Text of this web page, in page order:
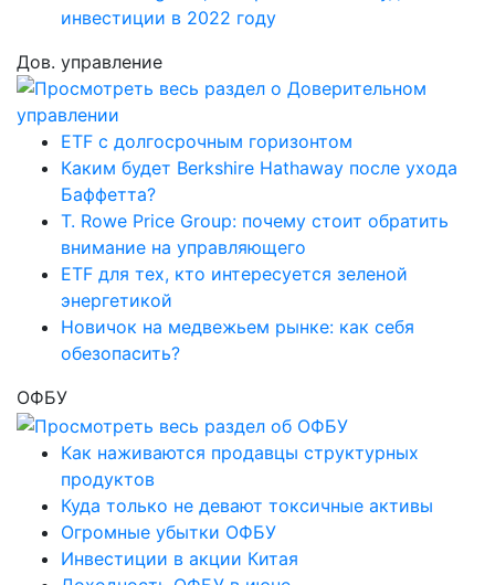
инвестиции в 2022 году
Дов. управление
ETF с долгосрочным горизонтом
Каким будет Berkshire Hathaway после ухода
Баффетта?
T. Rowe Price Group: почему стоит обратить
внимание на управляющего
ETF для тех, кто интересуется зеленой
энергетикой
Новичок на медвежьем рынке: как себя
обезопасить?
ОФБУ
Как наживаются продавцы структурных
продуктов
Куда только не девают токсичные активы
Огромные убытки ОФБУ
Инвестиции в акции Китая